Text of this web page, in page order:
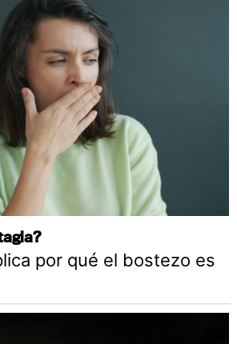
por qué el bostezo es